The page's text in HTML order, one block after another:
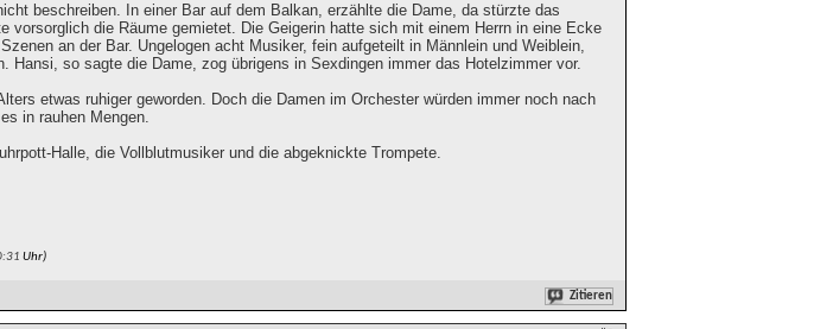
beschreiben. In einer Bar auf dem Balkan, erzählte die Dame, da stürzte das
vorsorglich die Räume gemietet. Die Geigerin hatte sich mit einem Herrn in eine Ecke
an der Bar. Ungelogen acht Musiker, fein aufgeteilt in Männlein und Weiblein,
Hansi, so sagte die Dame, zog übrigens in Sexdingen immer das Hotelzimmer vor.
etwas ruhiger geworden. Doch die Damen im Orchester würden immer noch nach
in rauhen Mengen.
Halle, die Vollblutmusiker und die abgeknickte Trompete.
Uhr)
Zitieren